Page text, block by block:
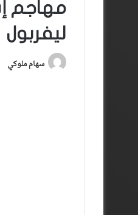
مهاجم
ليفربول
سهام ملوكي